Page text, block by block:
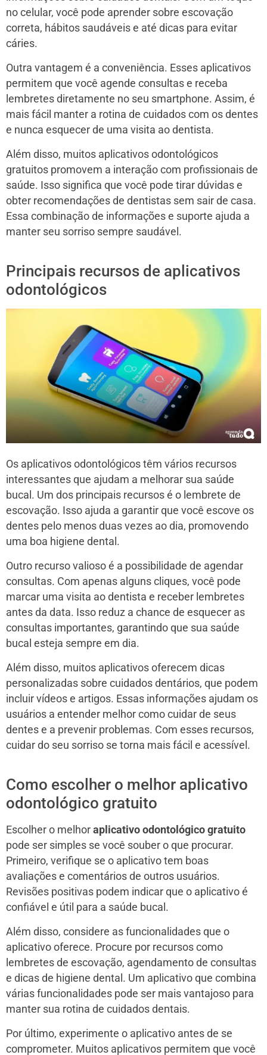
no celular, você pode aprender sobre escovação
correta, hábitos saudáveis e até dicas para evitar
cáries.
Outra vantagem é a conveniência. Esses aplicativos
permitem que você agende consultas e receba
lembretes diretamente no seu smartphone. Assim, é
mais fácil manter a rotina de cuidados com os dentes
e nunca esquecer de uma visita ao dentista.
Além disso, muitos aplicativos odontológicos
gratuitos promovem a interação com profissionais de
saúde. Isso significa que você pode tirar dúvidas e
obter recomendações de dentistas sem sair de casa.
Essa combinação de informações e suporte ajuda a
manter seu sorriso sempre saudável.
Principais recursos de aplicativos
odontológicos
Os aplicativos odontológicos têm vários recursos
interessantes que ajudam a melhorar sua saúde
bucal. Um dos principais recursos é o lembrete de
escovação. Isso ajuda a garantir que você escove os
dentes pelo menos duas vezes ao dia, promovendo
uma boa higiene dental.
Outro recurso valioso é a possibilidade de agendar
consultas. Com apenas alguns cliques, você pode
marcar uma visita ao dentista e receber lembretes
antes da data. Isso reduz a chance de esquecer as
consultas importantes, garantindo que sua saúde
bucal esteja sempre em dia.
Além disso, muitos aplicativos oferecem dicas
personalizadas sobre cuidados dentários, que podem
incluir vídeos e artigos. Essas informações ajudam os
usuários a entender melhor como cuidar de seus
dentes e a prevenir problemas. Com esses recursos,
cuidar do seu sorriso se torna mais fácil e acessível.
Como escolher o melhor aplicativo
odontológico gratuito
Escolher o melhor aplicativo odontológico gratuito
pode ser simples se você souber o que procurar.
Primeiro, verifique se o aplicativo tem boas
avaliações e comentários de outros usuários.
Revisões positivas podem indicar que o aplicativo é
confiável e útil para a saúde bucal.
Além disso, considere as funcionalidades que o
aplicativo oferece. Procure por recursos como
lembretes de escovação, agendamento de consultas
e dicas de higiene dental. Um aplicativo que combina
várias funcionalidades pode ser mais vantajoso para
manter sua rotina de cuidados dentais.
Por último, experimente o aplicativo antes de se
comprometer. Muitos aplicativos permitem que você